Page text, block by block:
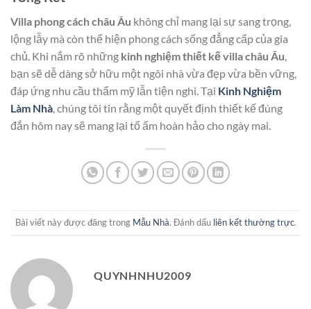
Villa phong cách châu Âu không chỉ mang lại sự sang trọng,
lộng lẫy mà còn thể hiện phong cách sống đẳng cấp của gia
chủ. Khi nắm rõ những kinh nghiệm thiết kế villa châu Âu
bạn sẽ dễ dàng sở hữu một ngôi nhà vừa đẹp vừa bền vững,
đáp ứng nhu cầu thẩm mỹ lẫn tiện nghi. Tại Kinh Nghiệm
Làm Nhà , chúng tôi tin rằng một quyết định thiết kế đúng
đắn hôm nay sẽ mang lại tổ ấm hoàn hảo cho ngày mai.
Bài viết này được đăng trong Mẫu Nhà. Đánh dấu liên kết thường trực.
QUYNHNHU2009